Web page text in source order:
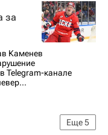
за
Каменев
Telegram-канале
Еще5